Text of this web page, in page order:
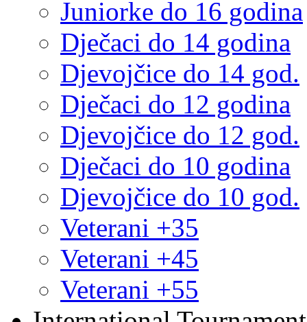
Juniorke do 16 godina
Dječaci do 14 godina
Djevojčice do 14 god.
Dječaci do 12 godina
Djevojčice do 12 god.
Dječaci do 10 godina
Djevojčice do 10 god.
Veterani +35
Veterani +45
Veterani +55